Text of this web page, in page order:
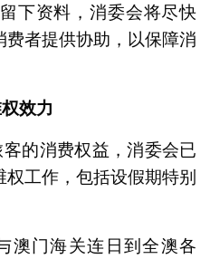
下资料，消委会将尽快
费者提供协助，以保障消
效力
的消费权益，消委会已
工作，包括设假期特别
澳门海关连日到全澳各